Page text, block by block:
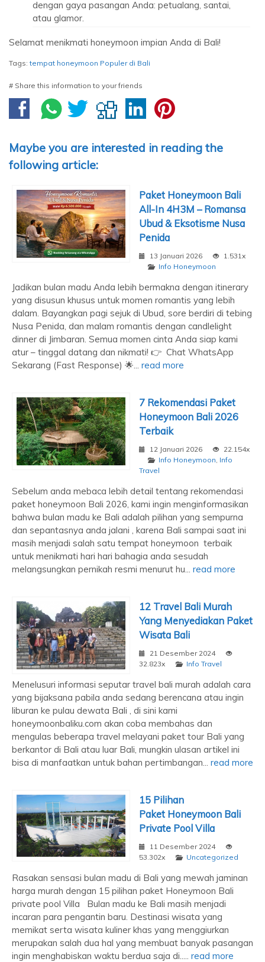
dengan gaya pasangan Anda: petualang, santai,
atau glamor.
Selamat menikmati honeymoon impian Anda di Bali!
Tags:tempat honeymoon Populer di Bali
# Share this information to your friends
Maybe you are interested in reading the
following article:
Paket Honeymoon Bali
All-In 4H3M – Romansa
Ubud & Eksotisme Nusa
Penida
13 Januari 2026
1.531x
Info Honeymoon
Jadikan bulan madu Anda lebih bermakna dengan itinerary
yang disusun khusus untuk momen romantis yang lebih
dalam. Bayangkan pagi sejuk di Ubud, sore berdiri di tebing
Nusa Penida, dan malam romantis dengan candlelight
dinner di Jimbaran. Semua momen cinta Anda siap kami
atur – tinggal datang dan nikmati! 👉 Chat WhatsApp
Sekarang (Fast Response) 🌟... read more
7 Rekomendasi Paket
Honeymoon Bali 2026
Terbaik
12 Januari 2026
22.154x
Info Honeymoon Info
Travel
Sebelum anda mebaca lebih detail tentang rekomendasi
paket honeymoon Bali 2026, kami ingin menginformasikan
bahwa bulan madu ke Bali adalah pilihan yang sempurna
dan sepantasnya anda jalani , karena Bali sampai saat ini
masih menjadi salah satu tempat honeymoon terbaik
untuk menikmati hari hari bahagia anda sesudah
melangsungkan pernikah resmi menurut hu... read more
12 Travel Bali Murah
Yang Menyediakan Paket
Wisata Bali
21 Desember 2024
32.823x
Info Travel
Menelusuri informasi seputar travel bali murah adalah cara
yang bijaksana pabila anda sedang berencana atau ingin
liburan ke pulau dewata Bali , di sini kami
honeymoonbaliku.com akan coba membahas dan
mengulas beberapa travel melayani paket tour Bali yang
berkantor di Bali atau luar Bali, mungkin ulasan artikel ini
bisa di manfaatkan untuk bahan pertimbangan... read more
15 Pilihan
Paket Honeymoon Bali
Private Pool Villa
11 Desember 2024
53.302x
Uncategorized
Rasakan sensasi bulan madu di Bali yang mewah jaminan
harga murah dengan 15 pilihan paket Honeymoon Bali
private pool Villa Bulan madu ke Bali masih menjadi
incaran para pengantin baru. Destinasi wisata yang
memikat serta wisata kuliner khas yang menggiurkan
merupakan salah dua hal yang membuat banyak pasangan
ingin menghabiskan waktu berdua saja di..... read more